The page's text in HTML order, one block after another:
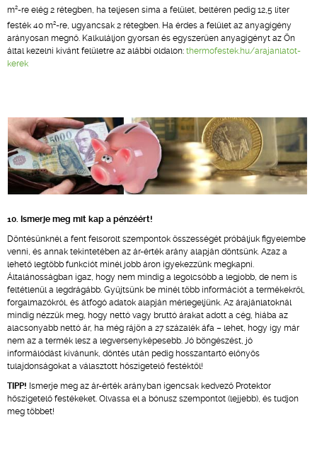
m2-re elég 2 rétegben, ha teljesen sima a felület, beltéren pedig 12,5 liter
festék 40 m2-re, ugyancsak 2 rétegben. Ha érdes a felület az anyagigény
arányosan megnő. Kalkuláljon gyorsan és egyszerűen anyagigényt az Ön
által kezelni kívánt felületre az alábbi oldalon: thermofestek.hu/arajanlatot-
kerek
10. Ismerje meg mit kap a pénzéért!
Döntésünknél a fent felsorolt szempontok összességét próbáljuk figyelembe
venni, és annak tekintetében az ár-érték arány alapján döntsünk. Azaz a
lehető legtöbb funkciót minél jobb áron igyekezzünk megkapni.
Általánosságban igaz, hogy nem mindig a legolcsóbb a legjobb, de nem is
feltétlenül a legdrágább. Gyűjtsünk be minél több információt a termékekről,
forgalmazókról, és átfogó adatok alapján mérlegeljünk. Az árajánlatoknál
mindig nézzük meg, hogy nettó vagy bruttó árakat adott a cég, hiába az
alacsonyabb nettó ár, ha még rájön a 27 százalék áfa – lehet, hogy így már
nem az a termék lesz a legversenyképesebb. Jó böngészést, jó
informálódást kívánunk, döntés után pedig hosszantartó előnyös
tulajdonságokat a választott hőszigetelő festéktől!
TIPP! Ismerje meg az ár-érték arányban igencsak kedvező Protektor
hőszigetelő festékeket. Olvassa el a bónusz szempontot (lejjebb), és tudjon
meg többet!